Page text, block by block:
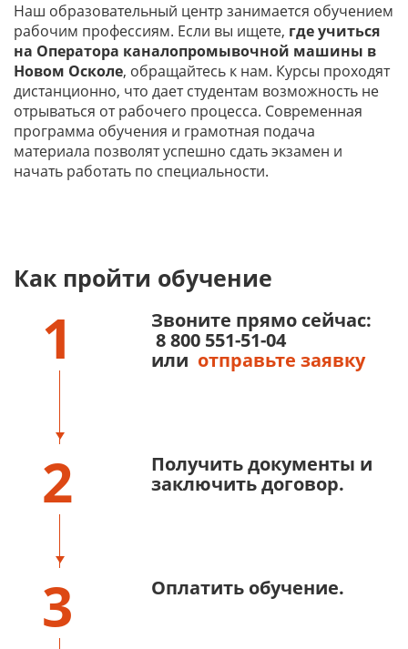
Наш образовательный центр занимается обучением
рабочим профессиям. Если вы ищете, где учиться
на Оператора каналопромывочной машины в
Новом Осколе, обращайтесь к нам. Курсы проходят
дистанционно, что дает студентам возможность не
отрываться от рабочего процесса. Современная
программа обучения и грамотная подача
материала позволят успешно сдать экзамен и
начать работать по специальности.
Как пройти обучение
1
Звоните прямо сейчас:
8 800 551-51-04
или отправьте заявку
2
Получить документы и
заключить договор.
3 Оплатить обучение.